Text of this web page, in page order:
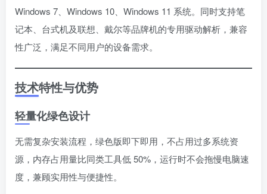
Windows 7、Windows 10、Windows 11 系统。同时支持笔
记本、台式机及联想、戴尔等品牌机的专用驱动解析，兼容
性广泛，满足不同用户的设备需求。
技术特性与优势
轻量化绿色设计
无需复杂安装流程，绿色版即下即用，不占用过多系统资
源，内存占用量比同类工具低 50%，运行时不会拖慢电脑速
度，兼顾实用性与便捷性。